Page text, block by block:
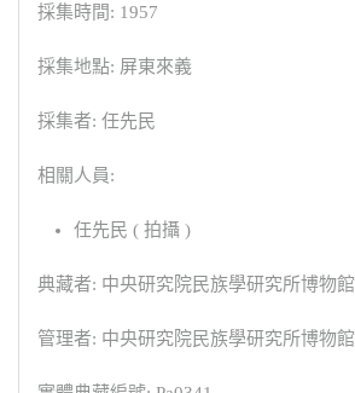
採集時間: 1957
採集地點: 屏東來義
採集者: 任先民
相關人員:
任先民 ( 拍攝 )
典藏者: 中央研究院民族學研究所博物館
管理者: 中央研究院民族學研究所博物館